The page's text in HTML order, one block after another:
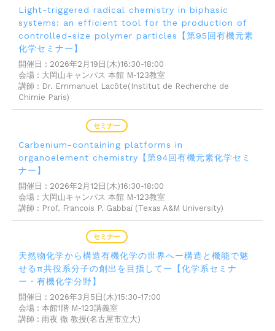
Light-triggered radical chemistry in biphasic
systems: an efficient tool for the production of
controlled-size polymer particles【第95回有機元素
化学セミナー】
開催日 : 2026年2月19日(木)16:30-18:00
会場 : 大岡山キャンパス 本館 M-123教室
講師 : Dr. Emmanuel Lacôte(Institut de Recherche de
Chimie Paris)
Carbenium-containing platforms in
organoelement chemistry【第94回有機元素化学セミ
ナー】
開催日 : 2026年2月12日(木)16:30-18:00
会場 : 大岡山キャンパス 本館 M-123教室
講師 : Prof. Francois P. Gabbaï (Texas A&M University)
セミナー
天然物化学から構造有機化学の世界へー構造と機能で魅
せるπ共役系分子の創出を目指してー【化学系セミナ
ー・有機化学分野】
開催日 : 2026年3月5日(木)15:30-17:00
会場 : 本館1階 M-123講義室
講師 : 雨夜 徹 教授(名古屋市立大)
セミナー